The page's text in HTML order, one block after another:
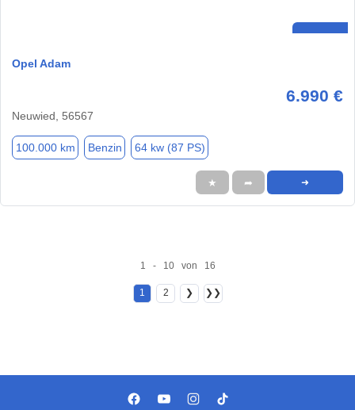
Opel Adam
6.990 €
Neuwied, 56567
100.000 km Benzin 64 kw (87 PS)
★ ➦ ➜
1 - 10 von 16
1 2 ❯ ❯❯